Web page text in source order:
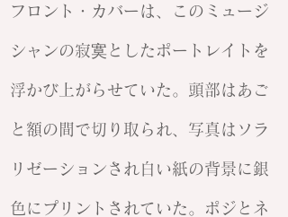
フロント・カバーは、このミュージ
シャンの寂寞としたポートレイトを
浮かび上がらせていた。頭部はあご
と額の間で切り取られ、写真はソラ
リゼーションされ白い紙の背景に銀
色にプリントされていた。ポジとネ